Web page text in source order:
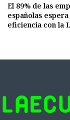
El 89% de las
españolas
eficiencia con la